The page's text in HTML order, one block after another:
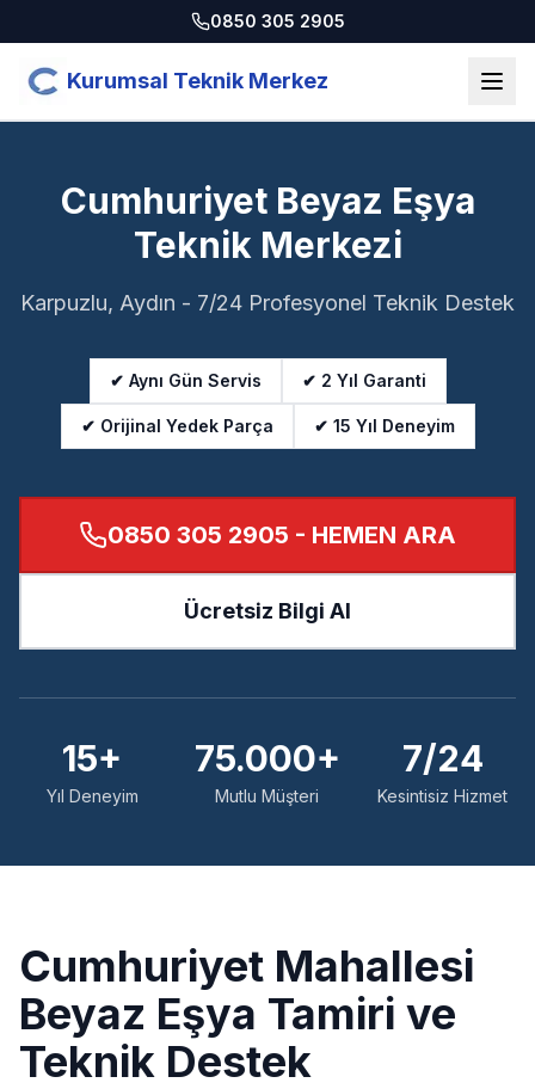
0850 305 2905
Kurumsal Teknik Merkez
Cumhuriyet Beyaz Eşya
Teknik Merkezi
Karpuzlu, Aydın - 7/24 Profesyonel Teknik Destek
✔ Aynı Gün Servis ✔ 2 Yıl Garanti
✔ Orijinal Yedek Parça ✔ 15 Yıl Deneyim
0850 305 2905 - HEMEN ARA
Ücretsiz Bilgi Al
15+
Yıl Deneyim
75.000+
Mutlu Müşteri
7/24
Kesintisiz Hizmet
Cumhuriyet Mahallesi
Beyaz Eşya Tamiri ve
Teknik Destek